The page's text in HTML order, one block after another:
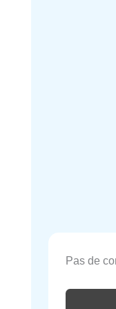
Pas de